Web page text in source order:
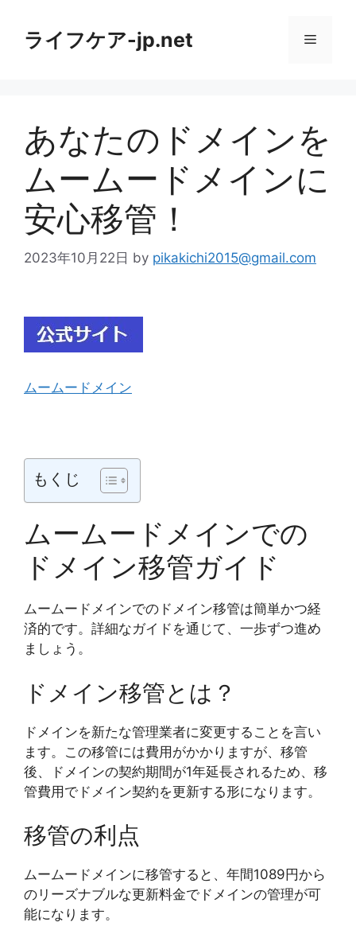
ライフケア-jp.net メ
ュ
あなたのドメインを
ムームードメインに
安心移管！
2023年10月22日 by pikakichi2015@gmail.com
ムームードメイン
もくじ
ムームードメインでの
ドメイン移管ガイド
ムームードメインでのドメイン移管は簡単かつ経
済的です。詳細なガイドを通じて、一歩ずつ進め
ましょう。
ドメイン移管とは？
ドメインを新たな管理業者に変更することを言い
ます。この移管には費用がかかりますが、移管
後、ドメインの契約期間が1年延長されるため、移
管費用でドメイン契約を更新する形になります。
移管の利点
ムームードメインに移管すると、年間1089円から
のリーズナブルな更新料金でドメインの管理が可
能になります。